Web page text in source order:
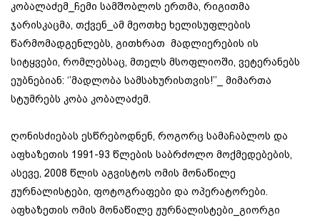
კობალაძემ_ჩემი სამშობლოს ერთმა, რიგითმა
ჯარისკაცმა, თქვენ_ამ მეოთხე ხელისუფლების
წარმომადგენლებს, გითხრათ მადლიერების ის
სიტყვები, რომლებსაც, მთელს მსოფლიოში, ვეტერანებს
ეუბნებიან: ‘’მადლობა სამსახურისთვის!’’_ მიმართა
სტუმრებს კობა კობალაძემ.
ღონისძიებას ესწრებოდნენ, როგორც სამაჩაბლოს და
აფხაზეთის 1991-93 წლების საბრძოლო მოქმედებების,
ასევე, 2008 წლის აგვისტოს ომის მონაწილე
ჟურნალისტები, ფოტოგრაფები და ოპერატორები.
აფხაზეთის ომის მონაწილე ჟურნალისტები_გიორგი